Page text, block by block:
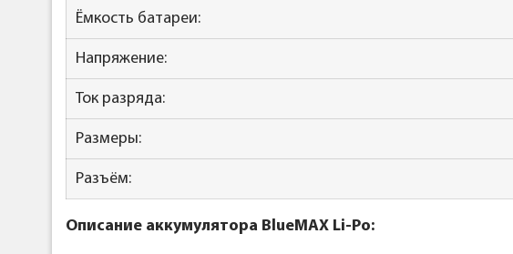
Ёмкость батареи:
Напряжение:
Ток разряда:
Размеры:
Разъём:
Описание аккумулятора BlueMAX Li-Po: